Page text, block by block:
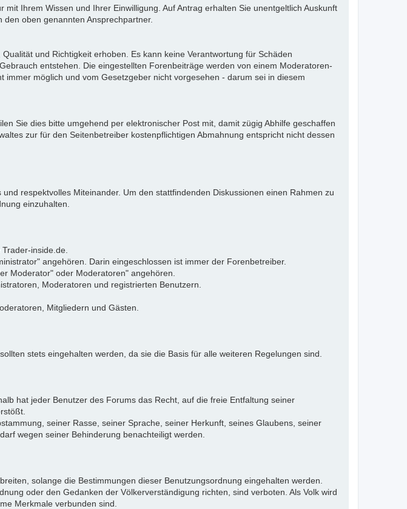
Ihrem Wissen und Ihrer Einwilligung. Auf Antrag erhalten Sie unentgeltlich Auskunft
oben genannten Ansprechpartner.
und Richtigkeit erhoben. Es kann keine Verantwortung für Schäden
entstehen. Die eingestellten Forenbeiträge werden von einem Moderatoren-
möglich und vom Gesetzgeber nicht vorgesehen - darum sei in diesem
Sie dies bitte umgehend per elektronischer Post mit, damit zügig Abhilfe geschaffen
zur für den Seitenbetreiber kostenpflichtigen Abmahnung entspricht nicht dessen
respektvolles Miteinander. Um den stattfindenden Diskussionen einen Rahmen zu
einzuhalten.
inside.de.
angehören. Darin eingeschlossen ist immer der Forenbetreiber.
Moderator" oder Moderatoren" angehören.
Moderatoren und registrierten Benutzern.
Mitgliedern und Gästen.
stets eingehalten werden, da sie die Basis für alle weiteren Regelungen sind.
hat jeder Benutzer des Forums das Recht, auf die freie Entfaltung seiner
seiner Rasse, seiner Sprache, seiner Herkunft, seines Glaubens, seiner
wegen seiner Behinderung benachteiligt werden.
solange die Bestimmungen dieser Benutzungsordnung eingehalten werden.
oder den Gedanken der Völkerverständigung richten, sind verboten. Als Volk wird
Merkmale verbunden sind.